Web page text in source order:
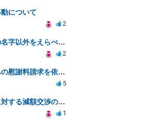
について
2
名字の変更で両親の名字以外をえらべるのか？
2
弁護士に浮気相手への慰謝料請求を依頼する費用相場は？
5
不倫の慰謝料請求に対する減額交渉の可能性と対策
1